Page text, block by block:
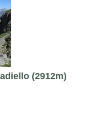
(2912m)